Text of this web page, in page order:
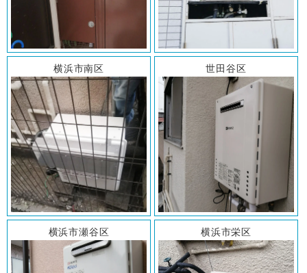
横浜市南区 世田谷区
横浜市瀬谷区 横浜市栄区